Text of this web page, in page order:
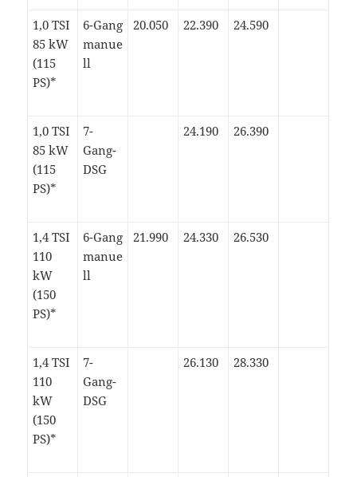
1,0 TSI
85 kW
(115
PS)*
6-Gang
manue
ll
20.050 22.390 24.590
1,0 TSI
85 kW
(115
PS)*
7-
Gang-
DSG
24.190 26.390
1,4 TSI
110
kW
(150
PS)*
6-Gang
manue
ll
21.990 24.330 26.530
1,4 TSI
110
kW
(150
PS)*
7-
Gang-
DSG
26.130 28.330